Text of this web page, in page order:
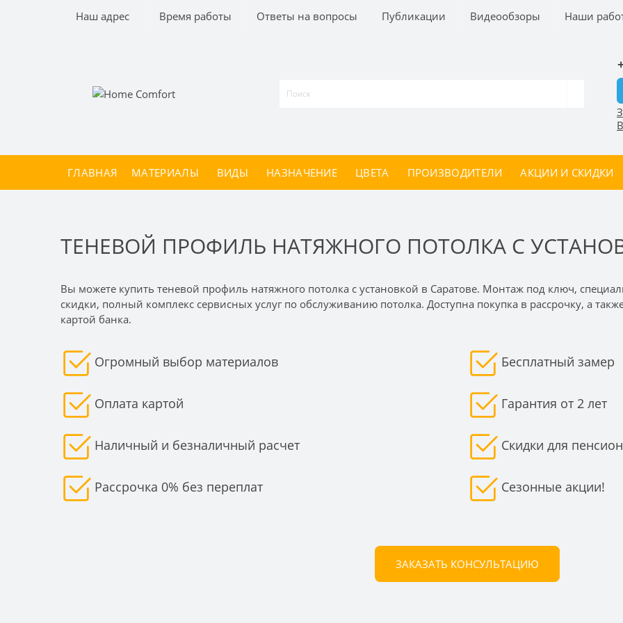
Наш адрес Время работы Ответы на вопросы Публикации Видеообзоры Наши
ГЛАВНАЯ МАТЕРИАЛЫ ВИДЫ НАЗНАЧЕНИЕ ЦВЕТА ПРОИЗВОДИТЕЛИ АКЦИИ И СКИДКИ
ТЕНЕВОЙ ПРОФИЛЬ НАТЯЖНОГО ПОТОЛКА С
Вы можете купить теневой профиль натяжного потолка с установкой в Саратове. Монтаж под ключ,
скидки, полный комплекс сервисных услуг по обслуживанию потолка. Доступна покупка в рассрочку, а
картой банка.
Огромный выбор материалов
Оплата картой
Наличный и безналичный расчет
Рассрочка 0% без переплат
Бесплатный замер
Гарантия от 2 лет
Скидки для
Сезонные акции!
ЗАКАЗАТЬ КОНСУЛЬТАЦИЮ